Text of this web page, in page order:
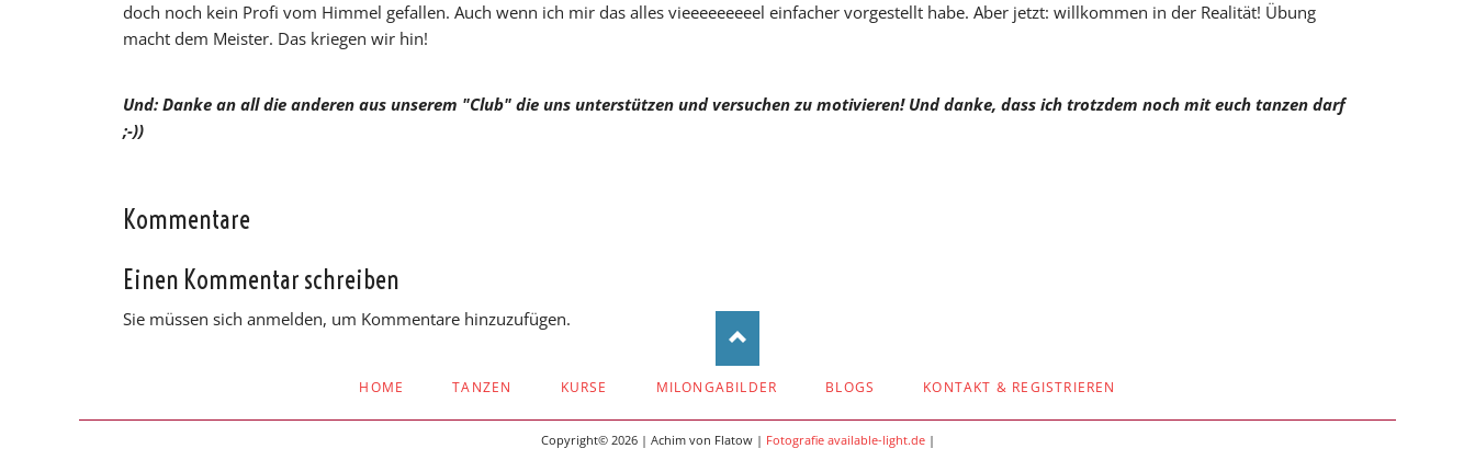
doch noch kein Profi vom Himmel gefallen. Auch wenn ich mir das alles vieeeeeeeeel einfacher vorgestellt habe. Aber jetzt: willkommen in der Realität! Übung
macht dem Meister. Das kriegen wir hin!
Und: Danke an all die anderen aus unserem "Club" die uns unterstützen und versuchen zu motivieren! Und danke, dass ich trotzdem noch mit euch tanzen darf
;-))
Kommentare
Einen Kommentar schreiben
Sie müssen sich anmelden, um Kommentare hinzuzufügen.
ÜBERSPRINGEN
HOME TANZEN KURSE MILONGABILDER BLOGS KONTAKT & REGISTRIEREN
Copyright© 2026 | Achim von Flatow | Fotografie available-light.de|